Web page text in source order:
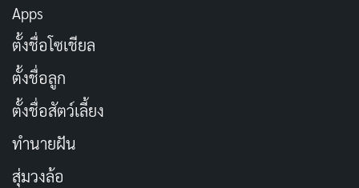
ความสัมพันธ์ระหว่าง Conny และลูกสาวของเขา Diana
เป็นหนึ่งในองค์ประกอบที่ทำให้หนังเรื่องนี้มีความลึกซึ้งมาก
ขึ้น ความทุ่มเทของ Conny ที่จะทำให้สิ่งที่ดีที่สุดให้กับ
ลูกสาว แม้ว่าเขาจะเจอปัญหามากมายเพียงใด เป็นสิ่งที่
ความอบอุ่นระหว่างพ่อและลูกสาวนี้ทำให้เรื่องราวที่วุ่นวาย
กลับมีมุมที่อบอุ่นและน่าประทับใจ
Apps
ตั้งชื่อโซเชียล
ตั้งชื่อลูก
ตั้งชื่อสัตว์เลี้ยง
ทำนายฝัน
สุ่มวงล้อ